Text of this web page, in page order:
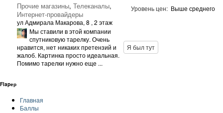
Прочие магазины, Телеканалы,
Интернет-провайдеры
ул Адмирала Макарова, 8 , 2 этаж
Уровень цен: Выше среднего
Мы ставили в этой компании
спутниковую тарелку. Очень
нравится, нет никаких претензий и
жалоб. Картинка просто идеальная.
Помимо тарелки нужно еще ...
Я был тут
Flapер
Главная
Баллы